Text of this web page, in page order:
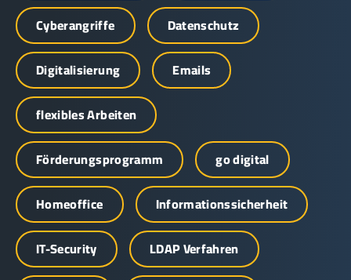
Cyberangriffe
Datenschutz
Digitalisierung
Emails
flexibles Arbeiten
Förderungsprogramm
go digital
Homeoffice
Informationssicherheit
IT-Security
LDAP Verfahren